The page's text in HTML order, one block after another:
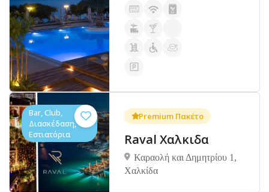
Bar, Club,
Διασκέδαση,
Εστιατόρια
Premium Πακέτο
Raval Χαλκιδα
Καραολή και Δημητρίου 1,
Xαλκίδα